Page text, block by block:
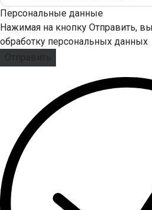
Персональные данные
Нажимая на кнопку Отправить,
обработку персональных данных
Отправить